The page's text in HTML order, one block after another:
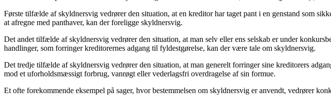
Første tilfælde af skyldnersvig vedrører den situation, at en kreditor har taget pant i en genstand som
at afregne med panthaver, kan der foreligge skyldnersvig.
Det andet tilfælde af skyldnersvig vedrører den situation, at man selv eller ens selskab er under
handlinger, som forringer kreditorernes adgang til fyldestgørelse, kan der være tale om skyldnersvig.
Det tredje tilfælde af skyldnersvig vedrører den situation, at man generelt forringer sine kreditorers
mod et uforholdsmæssigt forbrug, vanrøgt eller vederlagsfri overdragelse af sin formue.
Et ofte forekommende eksempel på sager, hvor bestemmelsen om skyldnersvig er anvendt, vedrører